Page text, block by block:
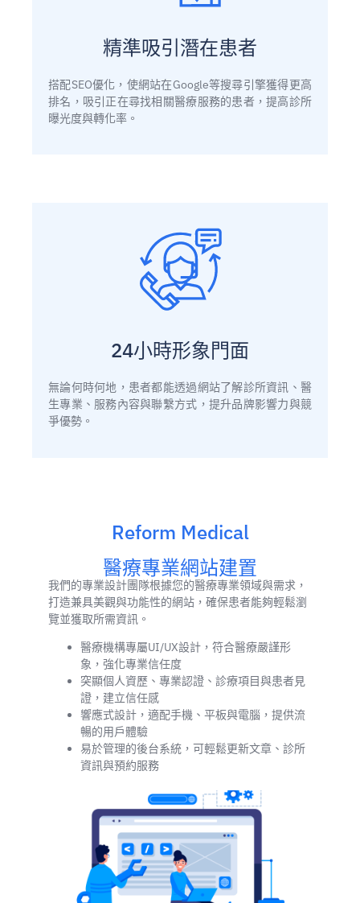
精準吸引潛在患者
搭配SEO優化，使網站在Google等搜尋引擎獲得更高
排名，吸引正在尋找相關醫療服務的患者，提高診所
曝光度與轉化率。
24小時形象門面
無論何時何地，患者都能透過網站了解診所資訊、醫
生專業、服務內容與聯繫方式，提升品牌影響力與競
爭優勢。
Reform Medical
醫療專業網站建置
我們的專業設計團隊根據您的醫療專業領域與需求，
打造兼具美觀與功能性的網站，確保患者能夠輕鬆瀏
覽並獲取所需資訊。
醫療機構專屬UI/UX設計，符合醫療嚴謹形
象，強化專業信任度
突顯個人資歷、專業認證、診療項目與患者見
證，建立信任感
響應式設計，適配手機、平板與電腦，提供流
暢的用戶體驗
易於管理的後台系統，可輕鬆更新文章、診所
資訊與預約服務